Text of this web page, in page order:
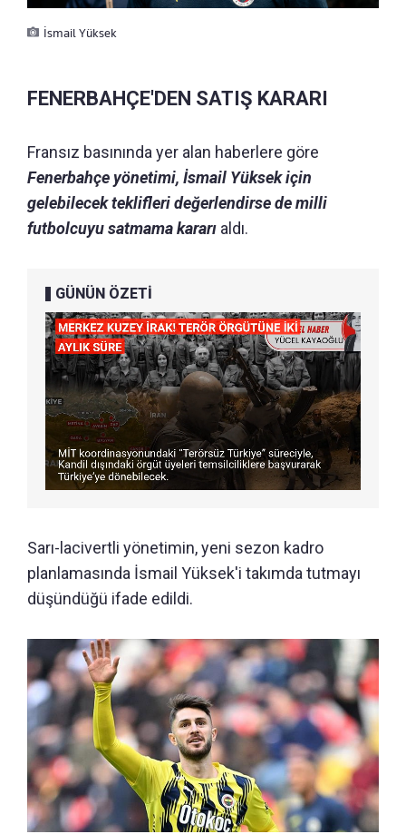
İsmail Yüksek
FENERBAHÇE'DEN SATIŞ KARARI
Fransız basınında yer alan haberlere göre
Fenerbahçe yönetimi, İsmail Yüksek için
gelebilecek teklifleri değerlendirse de milli
futbolcuyu satmama kararı aldı.
GÜNÜN ÖZETİ
Sarı-lacivertli yönetimin, yeni sezon kadro
planlamasında İsmail Yüksek'i takımda tutmayı
düşündüğü ifade edildi.